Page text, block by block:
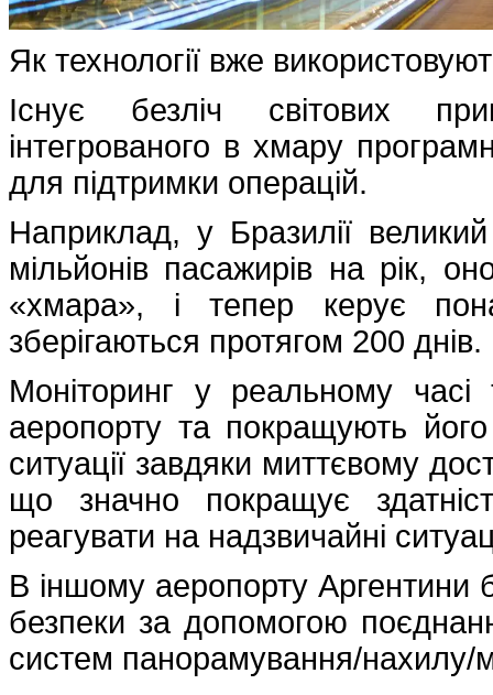
Як технології вже
Існує безліч світових
інтегрованого в хмару
для підтримки операцій.
Наприклад, у Бразилії
мільйонів пасажирів на рік,
«хмара», і тепер керує
зберігаються протягом 200 днів.
Моніторинг у реальному
аеропорту та покращують
ситуації завдяки миттєвому
що значно покращує
реагувати на надзвичайні
В іншому аеропорту Аргентини
безпеки за допомогою
систем панорамування/нахилу/